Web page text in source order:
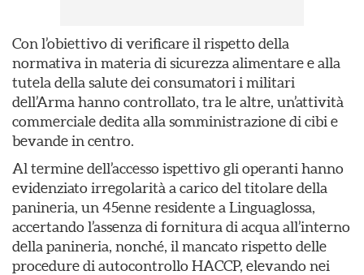
Con l’obiettivo di verificare il rispetto della
normativa in materia di sicurezza alimentare e alla
tutela della salute dei consumatori i militari
dell’Arma hanno controllato, tra le altre, un’attività
commerciale dedita alla somministrazione di cibi e
bevande in centro.
Al termine dell’accesso ispettivo gli operanti hanno
evidenziato irregolarità a carico del titolare della
panineria, un 45enne residente a Linguaglossa,
accertando l’assenza di fornitura di acqua all’interno
della panineria, nonché, il mancato rispetto delle
procedure di autocontrollo HACCP, elevando nei